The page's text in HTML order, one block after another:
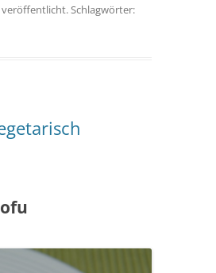
veröffentlicht. Schlagwörter: